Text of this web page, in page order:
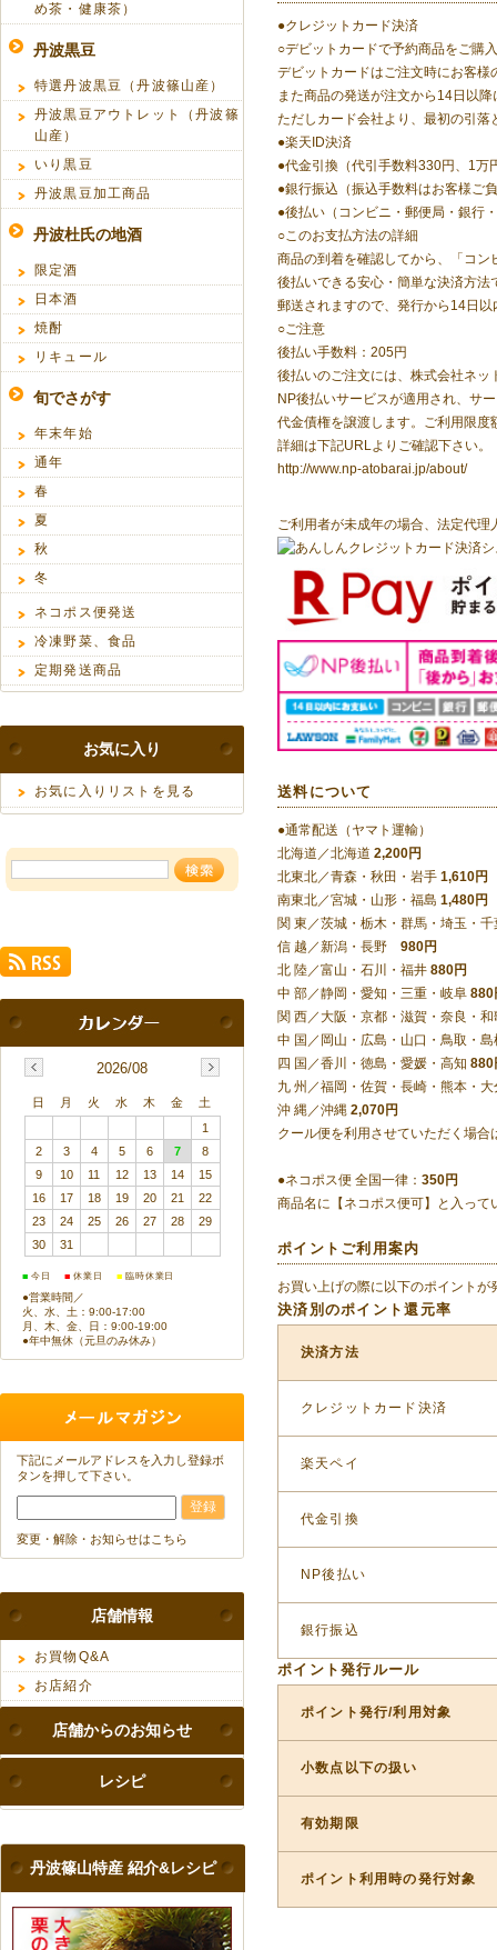
●クレジットカード決済
○デビットカードで予約商品をご購
デビットカードはご注文時にお客
また商品の発送が注文から14日以
ただしカード会社より、最初の引
●楽天ID決済
●代金引換（代引手数料330円、1万
●銀行振込（振込手数料はお客様ご
●後払い（コンビニ・郵便局・銀行
○このお支払方法の詳細
商品の到着を確認してから、「コ
後払いできる安心・簡単な決済方法
郵送されますので、発行から14日
○ご注意
後払い手数料：205円
後払いのご注文には、株式会社ネッ
NP後払いサービスが適用され、サ
代金債権を譲渡します。ご利用限
詳細は下記URLよりご確認下さい。
http://www.np-atobarai.jp/about/
ご利用者が未成年の場合、法定代
送料について
●通常配送（ヤマト運輸）
北海道／北海道 2,200円
北東北／青森・秋田・岩手 1,610円
南東北／宮城・山形・福島 1,480円
関 東／茨城・栃木・群馬・埼玉・
信 越／新潟・長野 980円
北 陸／富山・石川・福井 880円
中 部／静岡・愛知・三重・岐阜 880
関 西／大阪・京都・滋賀・奈良・
中 国／岡山・広島・山口・鳥取・
四 国／香川・徳島・愛媛・高知 880
九 州／福岡・佐賀・長崎・熊本・
沖 縄／沖縄 2,070円
クール便を利用させていただく場合
●ネコポス便 全国一律： 350円
商品名に【ネコポス便可】と入っ
ポイントご利用案内
お買い上げの際に以下のポイントが
決済別のポイント還元率
決済方法
クレジットカード決済
楽天ペイ
代金引換
NP後払い
銀行振込
ポイント発行ルール
ポイント発行/利用対象
小数点以下の扱い
有効期限
ポイント利用時の発行対象
め茶・健康茶）
丹波黒豆
特選丹波黒豆（丹波篠山産）
丹波黒豆アウトレット（丹波篠
山産）
いり黒豆
丹波黒豆加工商品
丹波杜氏の地酒
限定酒
日本酒
焼酎
リキュール
旬でさがす
年末年始
通年
春
夏
秋
冬
ネコポス便発送
冷凍野菜、食品
定期発送商品
お気に入り
お気に入りリストを見る
2026/08
日 月 火 水 木 金
土
1
2
3 4 5 6 7
8
9
10 11 12 13 14
15
16
17 18 19 20 21
22
23
24 25 26 27 28
29
30
31
■ 今日 ■ 休業日 ■ 臨時休業日
●営業時間／
火、水、土：9:00-17:00
月、木、金、日：9:00-19:00
●年中無休（元旦のみ休み）
下記にメールアドレスを入力し登録ボ
タンを押して下さい。
変更・解除・お知らせはこちら
店舗情報
お買物Q&A
お店紹介
店舗からのお知らせ
レシピ
丹波篠山特産 紹介&レシピ